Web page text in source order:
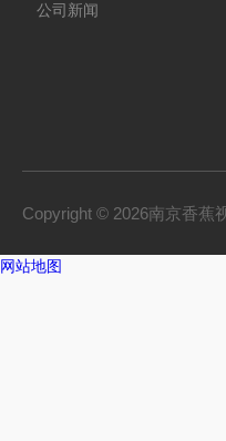
公司新闻
Copyright © 2026南京香
网站地图